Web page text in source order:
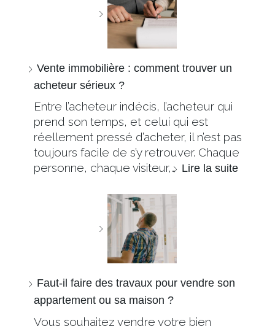
Vente immobilière : comment trouver un
acheteur sérieux ?
Entre l’acheteur indécis, l’acheteur qui
prend son temps, et celui qui est
réellement pressé d’acheter, il n’est pas
toujours facile de s’y retrouver. Chaque
personne, chaque visiteur,… Lire la suite
Faut-il faire des travaux pour vendre son
appartement ou sa maison ?
Vous souhaitez vendre votre bien